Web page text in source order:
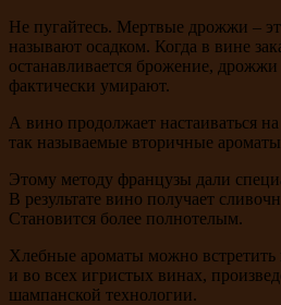
Не пугайтесь. Мертвые дрожжи –
называют осадком. Когда в вине
останавливается брожение,
фактически умирают.
А вино продолжает настаиваться
так называемые вторичные
Этому методу французы дали
В результате вино получает
Становится более полнотелым.
Хлебные ароматы можно
и во всех игристых винах,
шампанской технологии.